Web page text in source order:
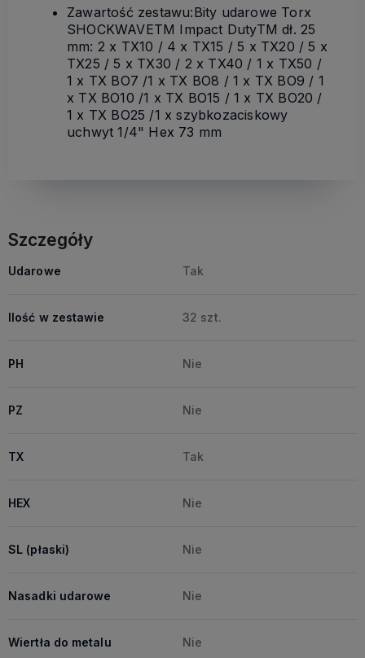
Zawartość zestawu:Bity udarowe Torx
SHOCKWAVETM Impact DutyTM dł. 25
mm: 2 x TX10 / 4 x TX15 / 5 x TX20 / 5 x
TX25 / 5 x TX30 / 2 x TX40 / 1 x TX50 /
1 x TX BO7 /1 x TX BO8 / 1 x TX BO9 / 1
x TX BO10 /1 x TX BO15 / 1 x TX BO20 /
1 x TX BO25 /1 x szybkozaciskowy
uchwyt 1/4" Hex 73 mm
Szczegóły
Udarowe Tak
Ilość w zestawie 32 szt.
PH Nie
PZ Nie
TX Tak
HEX Nie
SL (płaski) Nie
Nasadki udarowe Nie
Wiertła do metalu Nie